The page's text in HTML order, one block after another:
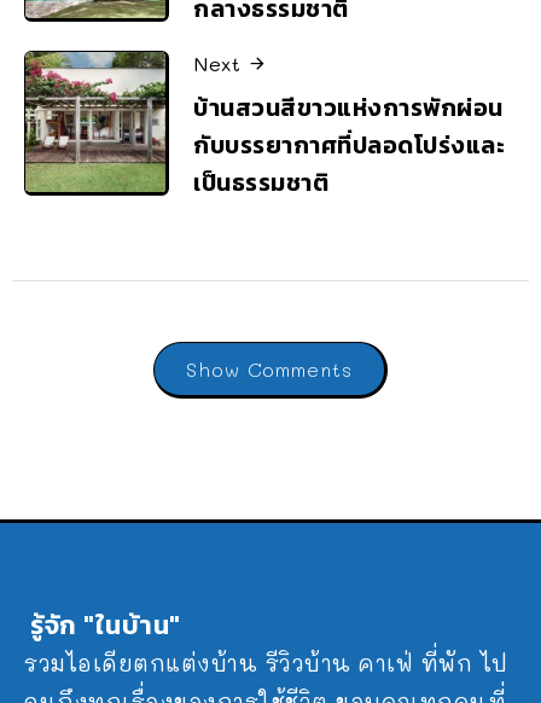
กลางธรรมชาติ
Next
บ้านสวนสีขาวแห่งการพักผ่อน
กับบรรยากาศที่ปลอดโปร่งและ
เป็นธรรมชาติ
Show Comments
รู้จัก "ในบ้าน"
รวมไอเดียตกแต่งบ้าน รีวิวบ้าน คาเฟ่ ที่พัก ไป